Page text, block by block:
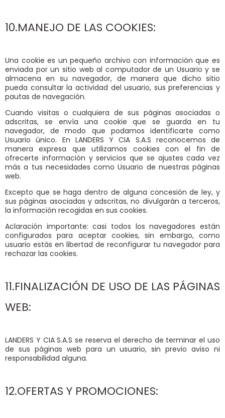
10.MANEJO DE LAS COOKIES:
Una cookie es un pequeño archivo con información que es
enviada por un sitio web al computador de un Usuario y se
almacena en su navegador, de manera que dicho sitio
pueda consultar la actividad del usuario, sus preferencias y
pautas de navegación.
Cuando visitas o cualquiera de sus páginas asociadas o
adscritas, se envía una cookie que se guarda en tu
navegador, de modo que podamos identificarte como
Usuario único. En LANDERS Y CIA S.A.S reconocemos de
manera expresa que utilizamos cookies con el fin de
ofrecerte información y servicios que se ajustes cada vez
más a tus necesidades como Usuario de nuestras páginas
web.
Excepto que se haga dentro de alguna concesión de ley, y
sus páginas asociadas y adscritas, no divulgarán a terceros,
la información recogidas en sus cookies.
Aclaración importante: casi todos los navegadores están
configurados para aceptar cookies, sin embargo, como
usuario estás en libertad de reconfigurar tu navegador para
rechazar las cookies.
11.FINALIZACIÓN DE USO DE LAS PÁGINAS
WEB:
LANDERS Y CIA S.A.S se reserva el derecho de terminar el uso
de sus páginas web para un usuario, sin previo aviso ni
responsabilidad alguna.
12.OFERTAS Y PROMOCIONES: